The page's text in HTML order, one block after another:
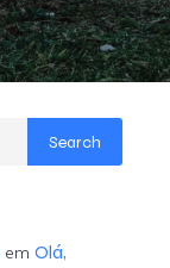
Search
em Olá,